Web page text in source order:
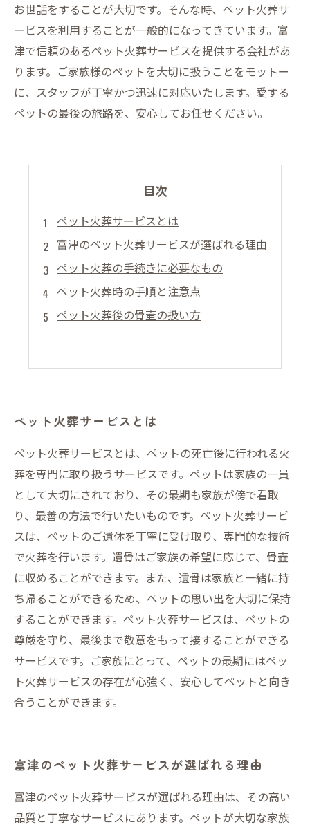
お世話をすることが大切です。そんな時、ペット火葬サ
ービスを利用することが一般的になってきています。富
津で信頼のあるペット火葬サービスを提供する会社があ
ります。ご家族様のペットを大切に扱うことをモットー
に、スタッフが丁寧かつ迅速に対応いたします。愛する
ペットの最後の旅路を、安心してお任せください。
目次
ペット火葬サービスとは
富津のペット火葬サービスが選ばれる理由
ペット火葬の手続きに必要なもの
ペット火葬時の手順と注意点
ペット火葬後の骨壷の扱い方
ペット火葬サービスとは
ペット火葬サービスとは、ペットの死亡後に行われる火
葬を専門に取り扱うサービスです。ペットは家族の一員
として大切にされており、その最期も家族が傍で看取
り、最善の方法で行いたいものです。ペット火葬サービ
スは、ペットのご遺体を丁寧に受け取り、専門的な技術
で火葬を行います。遺骨はご家族の希望に応じて、骨壺
に収めることができます。また、遺骨は家族と一緒に持
ち帰ることができるため、ペットの思い出を大切に保持
することができます。ペット火葬サービスは、ペットの
尊厳を守り、最後まで敬意をもって接することができる
サービスです。ご家族にとって、ペットの最期にはペッ
ト火葬サービスの存在が心強く、安心してペットと向き
合うことができます。
富津のペット火葬サービスが選ばれる理由
富津のペット火葬サービスが選ばれる理由は、その高い
品質と丁寧なサービスにあります。ペットが大切な家族